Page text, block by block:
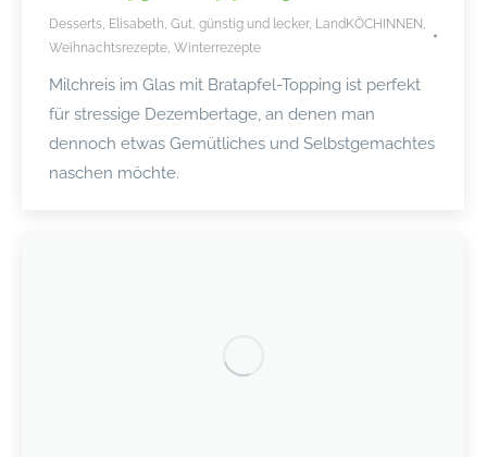
Desserts, Elisabeth, Gut, günstig und lecker, LandKÖCHINNEN,
Weihnachtsrezepte, Winterrezepte
Milchreis im Glas mit Bratapfel-Topping ist perfekt
für stressige Dezembertage, an denen man
dennoch etwas Gemütliches und Selbstgemachtes
naschen möchte.